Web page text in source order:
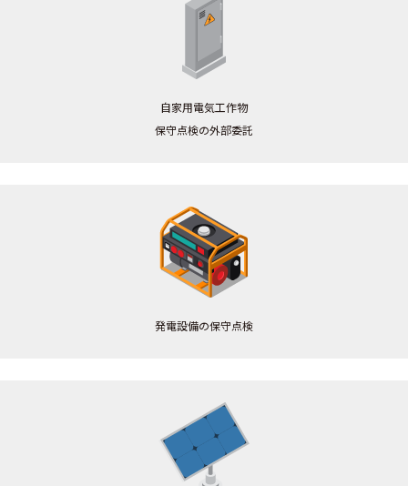
自家用電気工作物
保守点検の外部委託
発電設備の保守点検